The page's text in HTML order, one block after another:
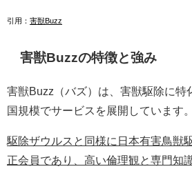
引用： 害獣Buzz
害獣Buzzの特徴と強み
害獣Buzz（バズ）は、害獣駆除に特
国規模でサービスを展開しています。
駆除ザウルスと同様に日本有害鳥獣
正会員であり、高い倫理観と専門知